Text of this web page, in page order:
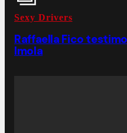
Sexy Drivers
Raffaella Fico
Imola